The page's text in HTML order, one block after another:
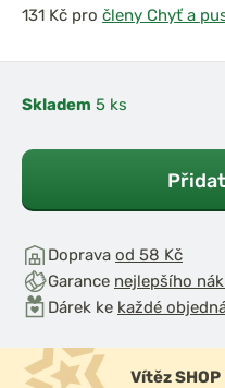
pro členy Chyť a
Skladem 5 ks
Doprava od 58 Kč
Garance nejlepšího
Dárek ke každé
Vítěz